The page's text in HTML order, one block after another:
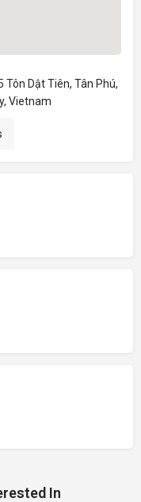
Tôn Dật Tiên, Tân Phú,
Vietnam
In